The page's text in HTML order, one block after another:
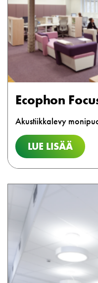
Ecophon
Akustiikkalevy
LUE LISÄÄ